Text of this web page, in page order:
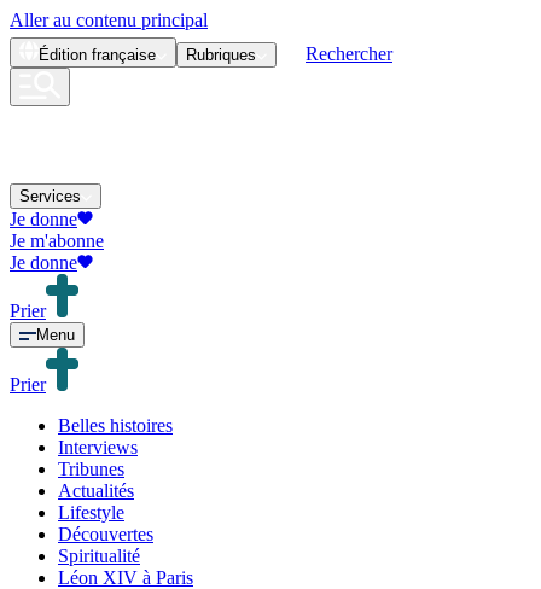
Aller au contenu principal
Édition française Rubriques Rechercher
Services
Je donne
Je m'abonne
Je donne
Prier
Menu
Prier
Belles histoires
Interviews
Tribunes
Actualités
Lifestyle
Découvertes
Spiritualité
Léon XIV à Paris